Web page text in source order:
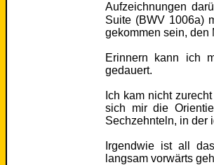
Aufzeichnungen
Suite (BWV 1006a)
gekommen sein, den
Erinnern kann ich
gedauert.
Ich kam nicht
sich mir die
Sechzehnteln, in der
Irgendwie ist all
langsam vorwärts